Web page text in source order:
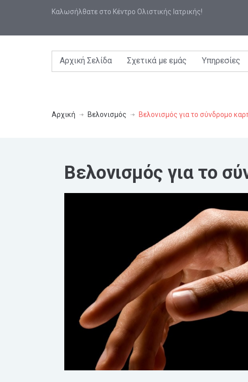
Καλωσήλθατε στο Κέντρο Ολιστικής Ιατρικής!
Αρχική Σελίδα Σχετικά με εμάς Υπηρεσίες
Αρχική Βελονισμός Βελονισμός για το σύνδρομο
Βελονισμός για το